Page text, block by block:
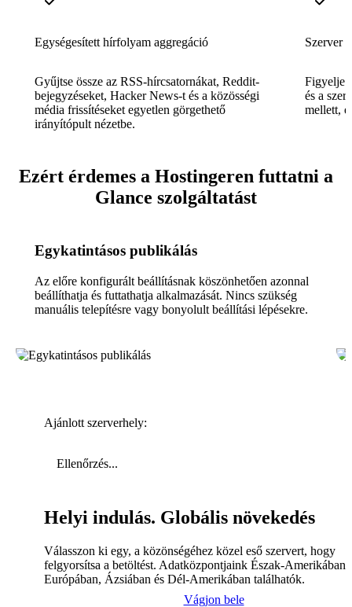
Egységesített hírfolyam aggregáció
Gyűjtse össze az RSS-hírcsatornákat, Reddit-
bejegyzéseket, Hacker News-t és a közösségi
média frissítéseket egyetlen görgethető
irányítópult nézetbe.
Szerver
Figyelje
és a
mellett,
Ezért érdemes a Hostingeren futtatni a
Glance szolgáltatást
Egykatintásos publikálás
Az előre konfigurált beállításnak köszönhetően azonnal
beállíthatja és futtathatja alkalmazását. Nincs szükség
manuális telepítésre vagy bonyolult beállítási lépésekre.
Ajánlott szerverhely:
Ellenőrzés...
Helyi indulás. Globális növekedés
Válasszon ki egy, a közönségéhez közel eső szervert, hogy
felgyorsítsa a betöltést. Adatközpontjaink Észak-Amerikában,
Európában, Ázsiában és Dél-Amerikában találhatók.
Vágjon bele